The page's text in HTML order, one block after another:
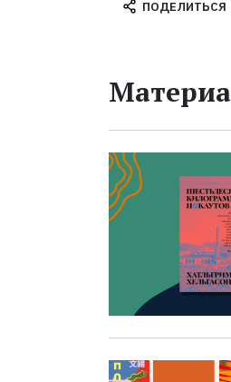
ПОДЕЛИТЬСЯ